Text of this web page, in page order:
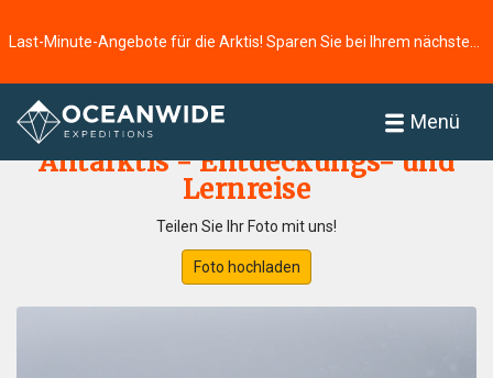
Menü
Startseite
Antarktis - Entdeckungs- und
Lernreise
Teilen Sie Ihr Foto mit uns!
Foto hochladen